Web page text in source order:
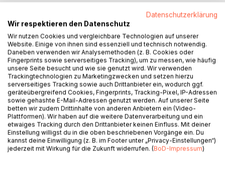
IN DEN WARENKORB
Auf die Merkliste
Titel bewerten
BESCHREIBUNG
Datenschutzerklärung
Wir respektieren den Datenschutz
Wir nutzen Cookies und vergleichbare Technologien auf unserer
Website. Einige von ihnen sind essenziell und technisch notwendig.
Daneben verwenden wir Analysemethoden (z. B. Cookies oder
Fingerprints sowie serverseitiges Tracking), um zu messen, wie häufig
unsere Seite besucht und wie sie genutzt wird. Wir verwenden
Trackingtechnologien zu Marketingzwecken und setzen hierzu
serverseitiges Tracking sowie auch Drittanbieter ein, wodurch ggf.
geräteübergreifend Cookies, Fingerprints, Tracking-Pixel, IP-Adressen
sowie gehashte E-Mail-Adressen genutzt werden. Auf unserer Seite
betten wir zudem Drittinhalte von anderen Anbietern ein (Video-
Plattformen). Wir haben auf die weitere Datenverarbeitung und ein
etwaiges Tracking durch den Drittanbieter keinen Einfluss. Mit deiner
Einstellung willigst du in die oben beschriebenen Vorgänge ein. Du
kannst deine Einwilligung (z. B. im Footer unter „Privacy-Einstellungen“)
jederzeit mit Wirkung für die Zukunft widerrufen. (BoD-Impressum)